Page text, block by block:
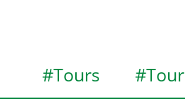
#Tours